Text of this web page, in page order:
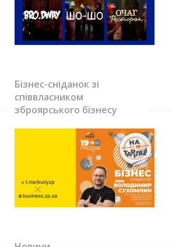
Бізнес-сніданок зі
співвласником
зброярського бізнесу